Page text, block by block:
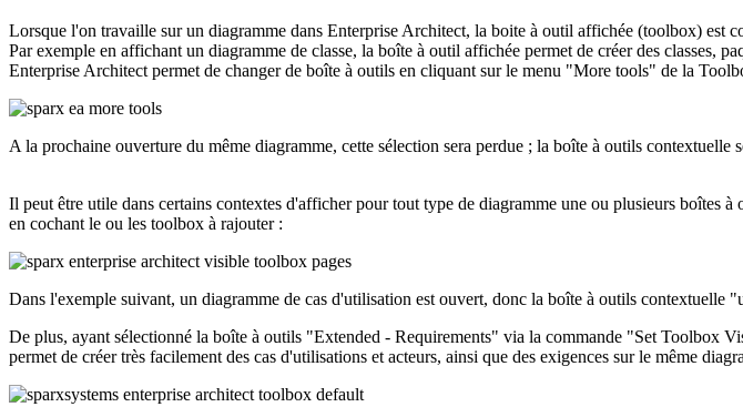
Lorsque l'on travaille sur un diagramme dans Enterprise Architect, la boite à outil affichée (toolbox) est
Par exemple en affichant un diagramme de classe, la boîte à outil affichée permet de créer des classes,
Enterprise Architect permet de changer de boîte à outils en cliquant sur le menu "More tools" de la
A la prochaine ouverture du même diagramme, cette sélection sera perdue ; la boîte à outils
Il peut être utile dans certains contextes d'afficher pour tout type de diagramme une ou plusieurs boîtes
en cochant le ou les toolbox à rajouter :
Dans l'exemple suivant, un diagramme de cas d'utilisation est ouvert, donc la boîte à outils contextuelle
De plus, ayant sélectionné la boîte à outils "Extended - Requirements" via la commande "Set Toolbox
permet de créer très facilement des cas d'utilisations et acteurs, ainsi que des exigences sur le même